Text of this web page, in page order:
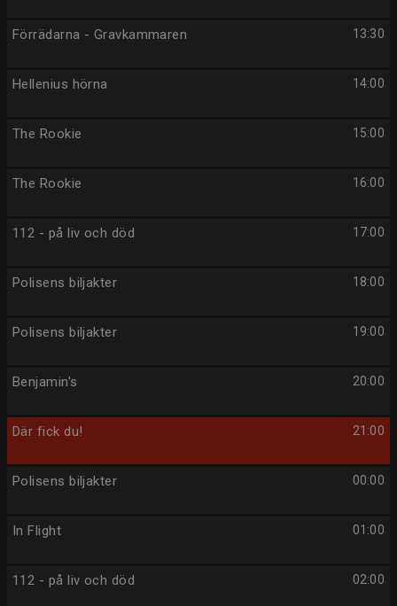
13:30
Förrädarna - Gravkammaren
14:00
Hellenius hörna
15:00
The Rookie
16:00
The Rookie
17:00
112 - på liv och död
18:00
Polisens biljakter
19:00
Polisens biljakter
20:00
Benjamin's
21:00
Där fick du!
00:00
Polisens biljakter
01:00
In Flight
02:00
112 - på liv och död